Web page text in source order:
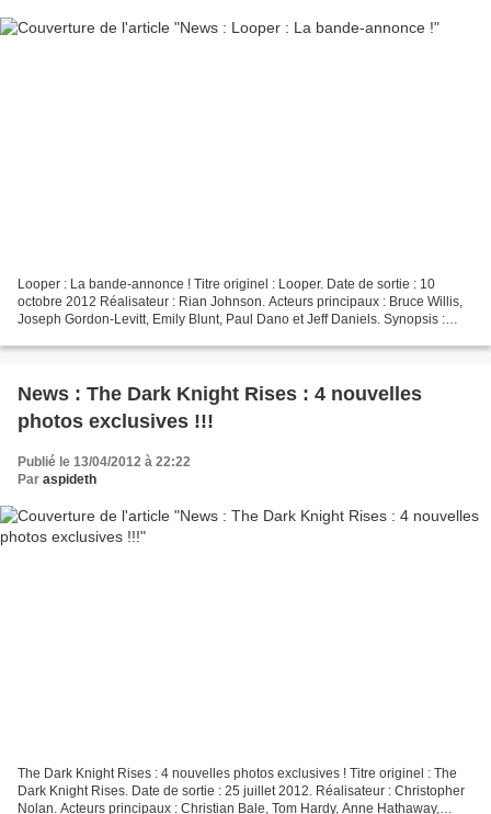
Looper : La bande-annonce ! Titre originel : Looper. Date de sortie : 10
octobre 2012 Réalisateur : Rian Johnson. Acteurs principaux : Bruce Willis,
Joseph Gordon-Levitt, Emily Blunt, Paul Dano et Jeff Daniels. Synopsis :
News : The Dark Knight Rises : 4 nouvelles
photos exclusives !!!
Publié le 13/04/2012 à 22:22
Par aspideth
The Dark Knight Rises : 4 nouvelles photos exclusives ! Titre originel : The
Dark Knight Rises. Date de sortie : 25 juillet 2012. Réalisateur : Christopher
Nolan. Acteurs principaux : Christian Bale, Tom Hardy, Anne Hathaway,